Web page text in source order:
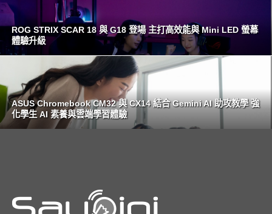
ROG STRIX SCAR 18 與 G18 登場 主打高效能與 Mini LED 螢幕
體驗升級
ASUS Chromebook CM32 與 CX14 結合 Gemini AI 助攻教學 強
化學生 AI 素養與雲端學習體驗